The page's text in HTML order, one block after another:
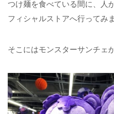
つけ麺を食べている間に、人
フィシャルストアへ行ってみ
そこにはモンスターサンチェ